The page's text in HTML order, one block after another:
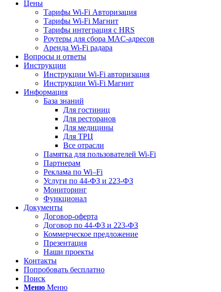
Цены
Тарифы Wi-Fi Авторизация
Тарифы Wi-Fi Магнит
Тарифы интеграция с HRS
Роутеры для сбора MAC-адресов
Аренда Wi-Fi радара
Вопросы и ответы
Инструкции
Инструкции Wi-Fi авторизация
Инструкции Wi-Fi Магнит
Информация
База знаний
Для гостиниц
Для ресторанов
Для медицины
Для ТРЦ
Все отрасли
Памятка для пользователей Wi-Fi
Партнерам
Реклама по Wi–Fi
Услуги по 44-ФЗ и 223-ФЗ
Мониторинг
Функционал
Документы
Договор-оферта
Договор по 44-ФЗ и 223-ФЗ
Коммерческое предложение
Презентация
Наши проекты
Контакты
Попробовать бесплатно
Поиск
Меню Меню